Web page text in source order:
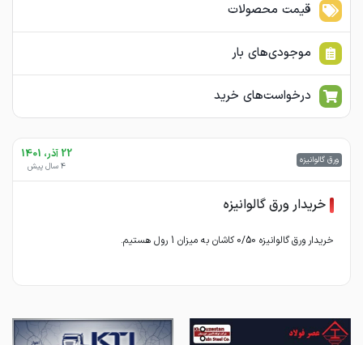
قیمت محصولات
موجودی‌های بار
درخواست‌های خرید
ورق گالوانیزه 22 آذر، 1401
4 سال پیش
خریدار ورق گالوانیزه
خریدار ورق گالوانیزه 0/50 کاشان به میزان 1 رول هستیم.